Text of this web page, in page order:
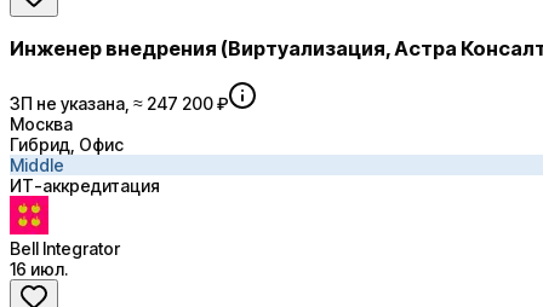
Инженер внедрения (Виртуализация, Астра
ЗП не указана, ≈ 247 200 ₽
Москва
Гибрид, Офис
Middle
ИТ-аккредитация
Bell Integrator
16 июл.